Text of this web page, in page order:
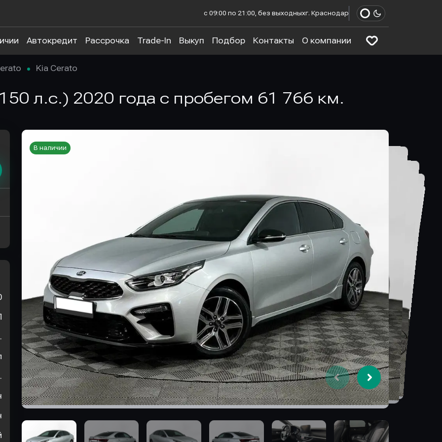
с 09:00 по 21:00, без выходныхг. Краснодар
Автокредит Рассрочка Trade-In Выкуп Подбор Контакты О компании
Kia Cerato
л.с.) 2020 года с пробегом 61 766 км.
В наличии